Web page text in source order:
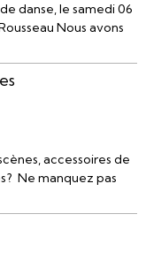
danse, le samedi 06
Nous avons
accessoires de
Ne manquez pas